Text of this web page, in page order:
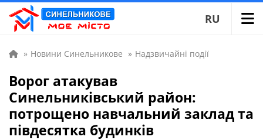
RU
» Новини Синельникове » Надзвичайні події
Ворог атакував
Синельниківський район:
потрощено навчальний заклад та
півдесятка будинків